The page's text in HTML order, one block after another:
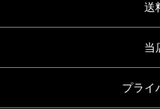
お買い物を続
送
当
プライ